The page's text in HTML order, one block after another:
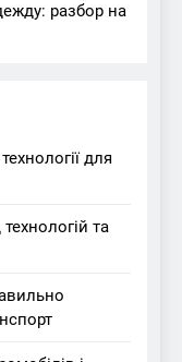
разбор на
для
та